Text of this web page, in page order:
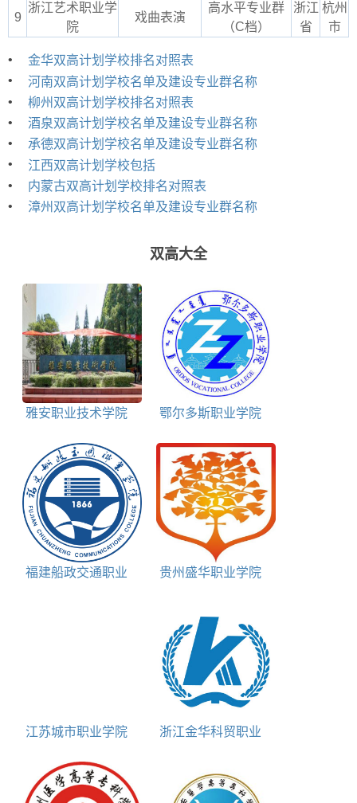
9
浙江艺术职业学
院
戏曲表演
高水平专业群
（C档）
浙江
省
杭州
市
•
金华双高计划学校排名对照表
•
河南双高计划学校名单及建设专业群名称
•
柳州双高计划学校排名对照表
•
酒泉双高计划学校名单及建设专业群名称
•
承德双高计划学校名单及建设专业群名称
•
江西双高计划学校包括
•
内蒙古双高计划学校排名对照表
•
漳州双高计划学校名单及建设专业群名称
双高大全
雅安职业技术学院
鄂尔多斯职业学院
福建船政交通职业
贵州盛华职业学院
江苏城市职业学院
浙江金华科贸职业
院校吗